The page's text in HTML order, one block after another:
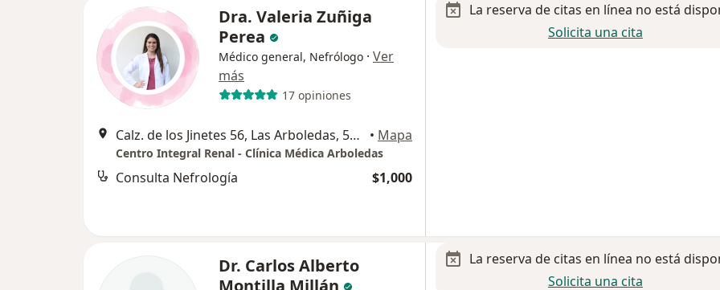
Dra. Valeria Zuñiga
Perea
Médico general, Nefrólogo · Ver
más
17 opiniones
Calz. de los Jinetes 56, Las Arboledas, 54020, Tlalnepantla de Baz, México., Tlalnepantla de Baz • Mapa
Centro Integral Renal - Clínica Médica Arboledas
Consulta Nefrología $1,000
La reserva de citas en línea no está
Solicita una cita
Dr. Carlos Alberto
La reserva de citas en línea no está
Solicita una cita